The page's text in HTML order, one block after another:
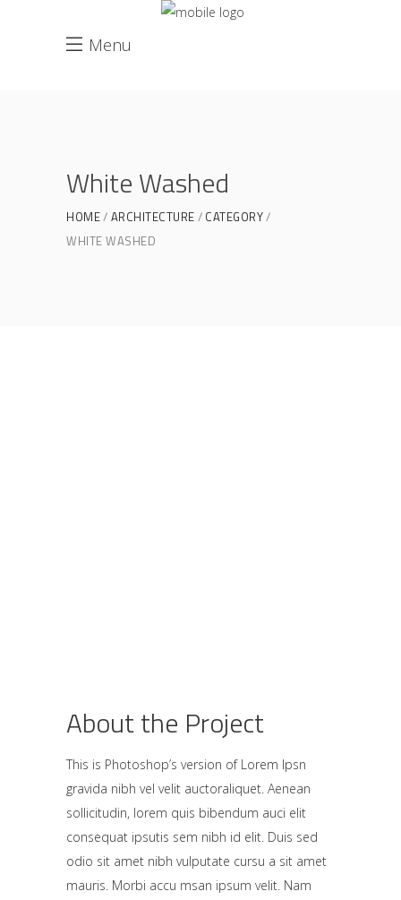
Menu
White Washed
HOME ARCHITECTURE
CATEGORY
WHITE WASHED
About the Project
This is Photoshop’s version of Lorem Ipsn
gravida nibh vel velit auctoraliquet. Aenean
sollicitudin, lorem quis bibendum auci elit
consequat ipsutis sem nibh id elit. Duis sed
odio sit amet nibh vulputate cursu a sit amet
mauris. Morbi accu msan ipsum velit. Nam